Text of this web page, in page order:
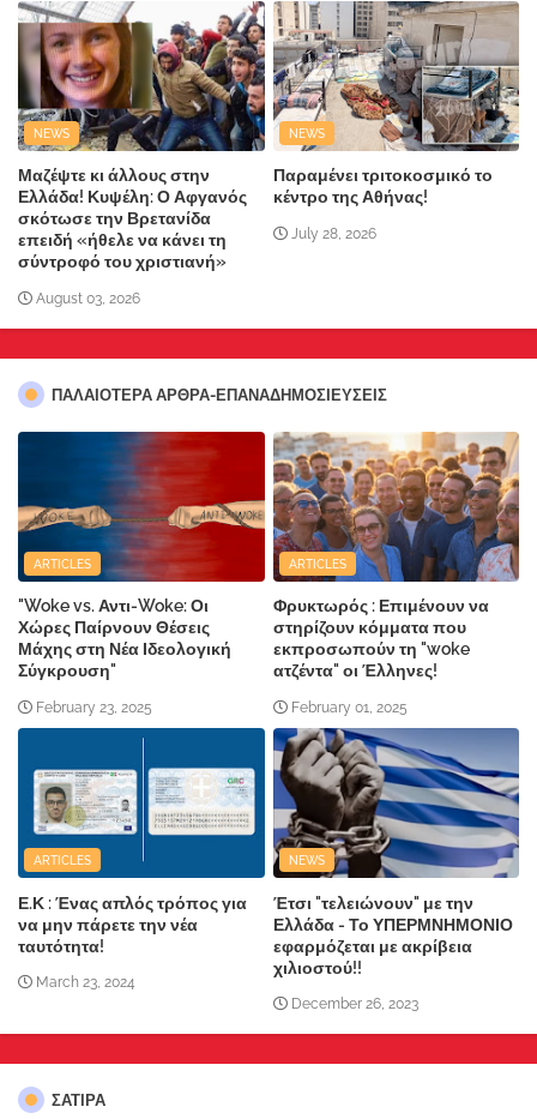
NEWS
Μαζέψτε κι άλλους στην
Ελλάδα! Κυψέλη: Ο Αφγανός
σκότωσε την Βρετανίδα
επειδή «ήθελε να κάνει τη
σύντροφό του χριστιανή»
August 03, 2026
NEWS
Παραμένει τριτοκοσμικό το
κέντρο της Αθήνας!
July 28, 2026
ΠΑΛΑΙΟΤΕΡΑ ΑΡΘΡΑ-ΕΠΑΝΑΔΗΜΟΣΙΕΥΣΕΙΣ
ARTICLES
"Woke vs. Αντι-Woke: Οι
Χώρες Παίρνουν Θέσεις
Μάχης στη Νέα Ιδεολογική
Σύγκρουση"
February 23, 2025
ARTICLES
Φρυκτωρός : Επιμένουν να
στηρίζουν κόμματα που
εκπροσωπούν τη "woke
ατζέντα" οι Έλληνες!
February 01, 2025
ARTICLES
Ε.Κ : Ένας απλός τρόπος για
να μην πάρετε την νέα
ταυτότητα!
March 23, 2024
NEWS
Έτσι "τελειώνουν" με την
Ελλάδα - Το ΥΠΕΡΜΝΗΜΟΝΙΟ
εφαρμόζεται με ακρίβεια
χιλιοστού!!
December 26, 2023
ΣΑΤΙΡΑ